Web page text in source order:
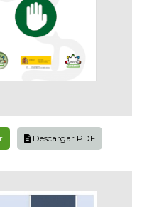
Descargar PDF